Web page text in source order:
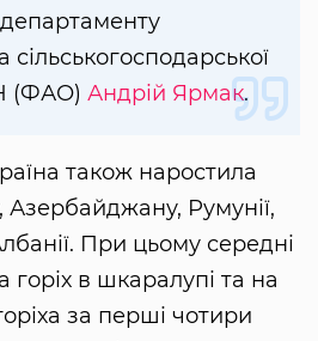
департаменту
сільськогосподарської
(ФАО) Андрій Ярмак.
також наростила
Азербайджану, Румунії,
При цьому середні
горіх в шкаралупі та на
за перші чотири